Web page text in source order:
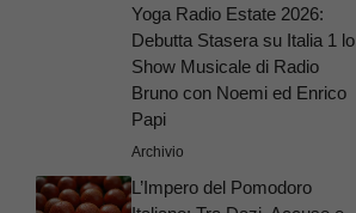
Yoga Radio Estate 2026:
Debutta Stasera su Italia 1 lo
Show Musicale di Radio
Bruno con Noemi ed Enrico
Papi
Archivio
L’Impero del Pomodoro